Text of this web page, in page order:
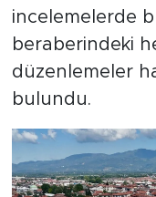
incelemelerde
beraberindeki
düzenlemeler
bulundu.